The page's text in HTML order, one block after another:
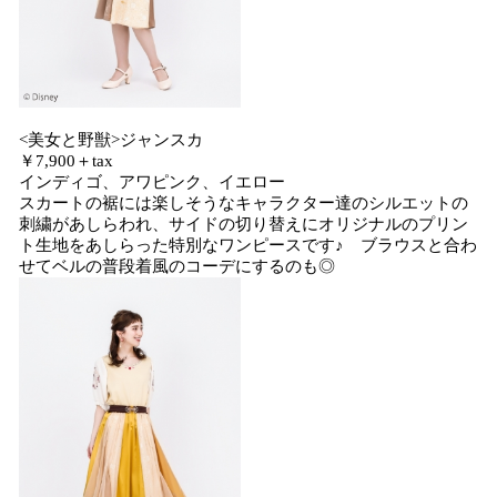
<美女と野獣>ジャンスカ
￥7,900＋tax
インディゴ、アワピンク、イエロー
スカートの裾には楽しそうなキャラクター達のシルエットの
刺繍があしらわれ、サイドの切り替えにオリジナルのプリン
ト生地をあしらった特別なワンピースです♪ ブラウスと合わ
せてベルの普段着風のコーデにするのも◎